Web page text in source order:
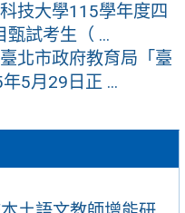
技大學115學年度四
試考生（ ...
北市政府教育局「臺
5月29日正 ...